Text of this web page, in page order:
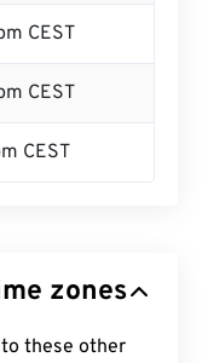
CEST
CEST
CEST
zones
to these other